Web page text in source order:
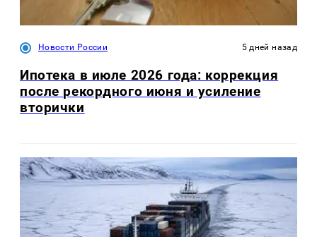
Новости России 5 дней назад
Ипотека в июле 2026 года: коррекция
после рекордного июня и усиление
вторички